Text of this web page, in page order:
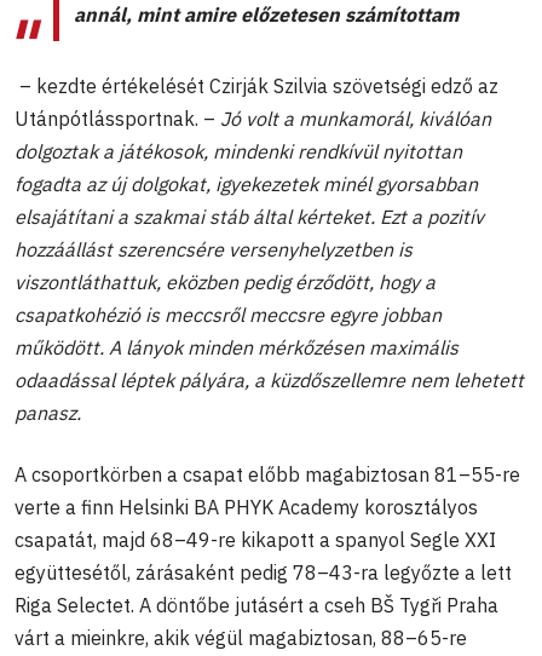
annál, mint amire előzetesen számítottam
– kezdte értékelését Czirják Szilvia szövetségi edző az
Utánpótlássportnak. – Jó volt a munkamorál, kiválóan
dolgoztak a játékosok, mindenki rendkívül nyitottan
fogadta az új dolgokat, igyekezetek minél gyorsabban
elsajátítani a szakmai stáb által kérteket. Ezt a pozitív
hozzáállást szerencsére versenyhelyzetben is
viszontláthattuk, eközben pedig érződött, hogy a
csapatkohézió is meccsről meccsre egyre jobban
működött. A lányok minden mérkőzésen maximális
odaadással léptek pályára, a küzdőszellemre nem lehetett
panasz.
A csoportkörben a csapat előbb magabiztosan 81–55-re
verte a finn Helsinki BA PHYK Academy korosztályos
csapatát, majd 68–49-re kikapott a spanyol Segle XXI
együttesétől, zárásaként pedig 78–43-ra legyőzte a lett
Riga Selectet. A döntőbe jutásért a cseh BŠ Tygři Praha
várt a mieinkre, akik végül magabiztosan, 88–65-re